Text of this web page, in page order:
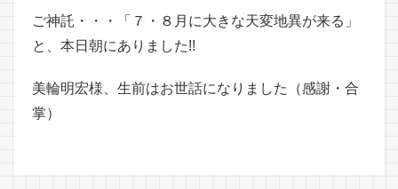
ご神託・・・「７・８月に大きな天変地異が来る」
と、本日朝にありました!!
美輪明宏様、生前はお世話になりました（感謝・合
掌）